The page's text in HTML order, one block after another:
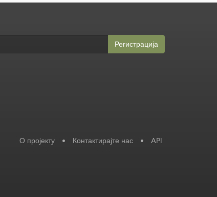
Регистрација
О пројекту • Контактирајте нас • API